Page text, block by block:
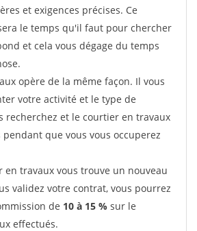
et exigences précises. Ce
le temps qu'il faut pour chercher
et cela vous dégage du temps
opère de la même façon. Il vous
votre activité et le type de
recherchez et le courtier en travaux
que vous vous occuperez
en travaux vous trouve un nouveau
validez votre contrat, vous pourrez
de 10 à 15 % sur le
effectués.